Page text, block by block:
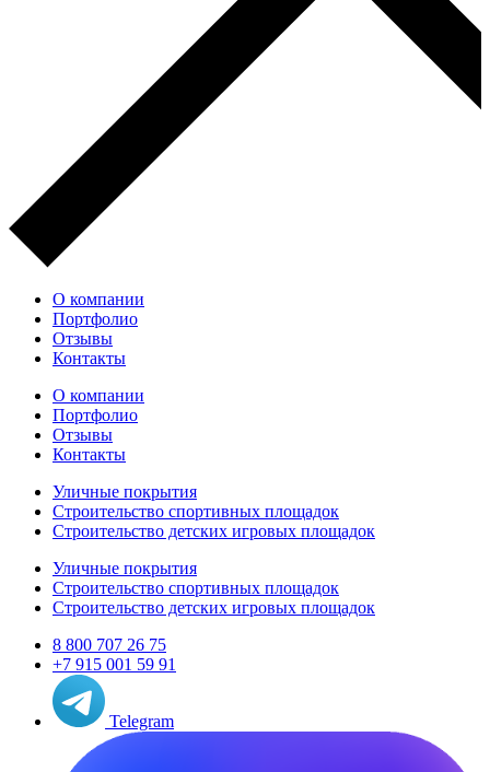
О компании
Портфолио
Отзывы
Контакты
О компании
Портфолио
Отзывы
Контакты
Уличные покрытия
Строительство спортивных площадок
Строительство детских игровых площадок
Уличные покрытия
Строительство спортивных площадок
Строительство детских игровых площадок
8 800 707 26 75
+7 915 001 59 91
Telegram